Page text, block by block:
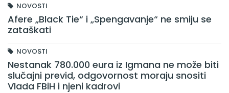
NOVOSTI
Afere „Black Tie“ i „Spengavanje“ ne smiju se
zataškati
NOVOSTI
Nestanak 780.000 eura iz Igmana ne može biti
slučajni previd, odgovornost moraju snositi
Vlada FBiH i njeni kadrovi